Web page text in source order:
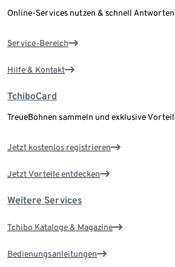
Online-Services nutzen & schnell
Service-Bereich
Hilfe & Kontakt
TchiboCard
TreueBohnen sammeln und exklusive
Jetzt kostenlos registrieren
Jetzt Vorteile entdecken
Weitere Services
Tchibo Kataloge & Magazine
Bedienungsanleitungen